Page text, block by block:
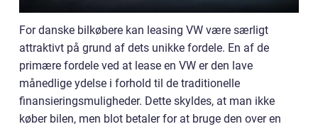
For danske bilkøbere kan leasing VW være særligt
attraktivt på grund af dets unikke fordele. En af de
primære fordele ved at lease en VW er den lave
månedlige ydelse i forhold til de traditionelle
finansieringsmuligheder. Dette skyldes, at man ikke
køber bilen, men blot betaler for at bruge den over en